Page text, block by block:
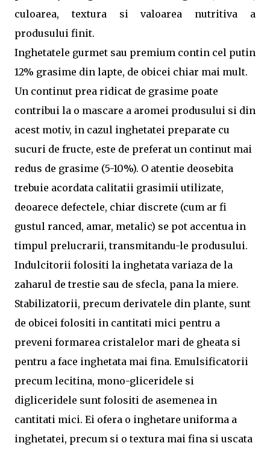
culoarea, textura si valoarea nutritiva a
produsului finit.
Inghetatele gurmet sau premium contin cel putin
12% grasime din lapte, de obicei chiar mai mult.
Un continut prea ridicat de grasime poate
contribui la o mascare a aromei produsului si din
acest motiv, in cazul inghetatei preparate cu
sucuri de fructe, este de preferat un continut mai
redus de grasime (5-10%). O atentie deosebita
trebuie acordata calitatii grasimii utilizate,
deoarece defectele, chiar discrete (cum ar fi
gustul ranced, amar, metalic) se pot accentua in
timpul prelucrarii, transmitandu-le produsului.
Indulcitorii folositi la inghetata variaza de la
zaharul de trestie sau de sfecla, pana la miere.
Stabilizatorii, precum derivatele din plante, sunt
de obicei folositi in cantitati mici pentru a
preveni formarea cristalelor mari de gheata si
pentru a face inghetata mai fina. Emulsificatorii
precum lecitina, mono-gliceridele si
digliceridele sunt folositi de asemenea in
cantitati mici. Ei ofera o inghetare uniforma a
inghetatei, precum si o textura mai fina si uscata